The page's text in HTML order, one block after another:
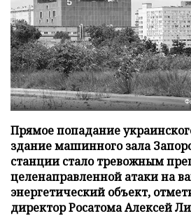
Прямое попадание
здание машинного зала
станции стало тревожным
целенаправленной атаки на
энергетический объект,
директор Росатома Алексей